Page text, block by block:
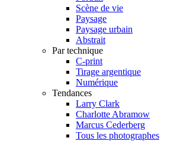
Scène de vie
Paysage
Paysage urbain
Abstrait
Par technique
C-print
Tirage argentique
Numérique
Tendances
Larry Clark
Charlotte Abramow
Marcus Cederberg
Tous les photographes